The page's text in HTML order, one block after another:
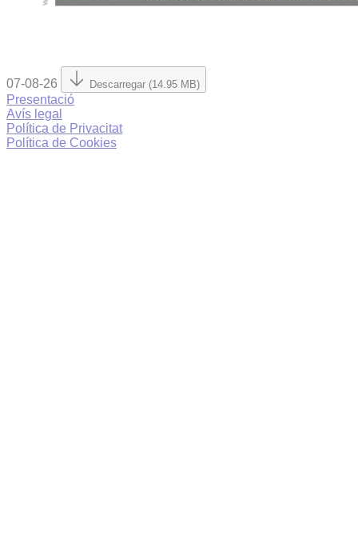
07-08-26 Descarregar (14.95 MB)
Presentació
Avís legal
Política de Privacitat
Política de Cookies